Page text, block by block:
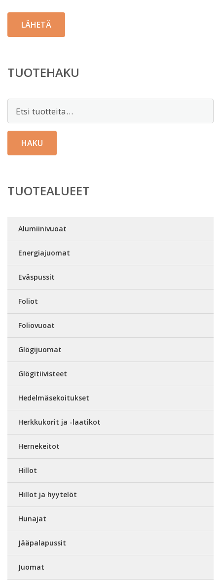
TUOTEHAKU
HAKU
TUOTEALUEET
Alumiinivuoat
Energiajuomat
Eväspussit
Foliot
Foliovuoat
Glögijuomat
Glögitiivisteet
Hedelmäsekoitukset
Herkkukorit ja -laatikot
Hernekeitot
Hillot
Hillot ja hyytelöt
Hunajat
Jääpalapussit
Juomat